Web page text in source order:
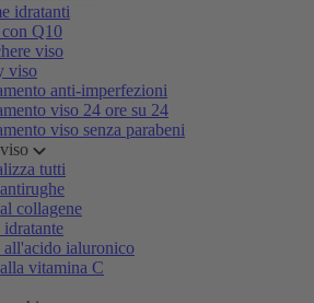
idratanti
Q10
viso
viso
anti-imperfezioni
viso 24 ore su 24
viso senza parabeni
tutti
collagene
idratante
all'acido ialuronico
vitamina C